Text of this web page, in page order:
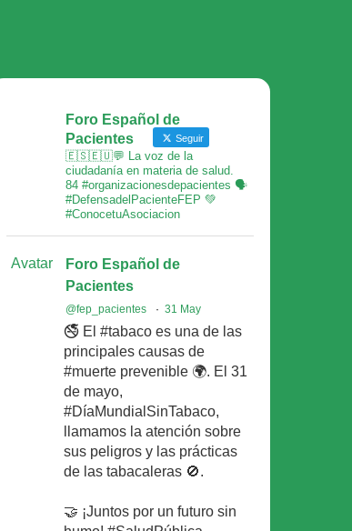
Foro Español de
Pacientes
Seguir
🇪🇸🇪🇺💬 La voz de la
ciudadanía en materia de salud.
84 #organizacionesdepacientes 🗣
#DefensadelPacienteFEP 💚
#ConocetuAsociacion
Avatar
Foro Español de
Pacientes
@fep_pacientes · 31 May
🚭 El #tabaco es una de las
principales causas de
#muerte prevenible 🌍. El 31
de mayo,
#DíaMundialSinTabaco,
llamamos la atención sobre
sus peligros y las prácticas
de las tabacaleras 🚫.
🤝 ¡Juntos por un futuro sin